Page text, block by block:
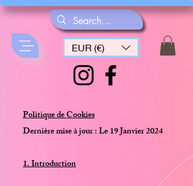
EUR (€)
Politique de Cookies
Dernière mise à jour : Le 19 Janvier 2024
1. Introduction